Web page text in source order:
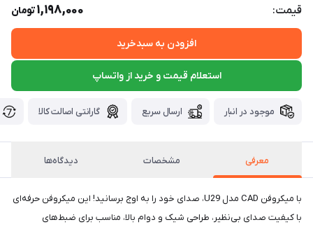
قیمت: 1,198,000تومان
افزودن به سبدخرید
استعلام قیمت و خرید از واتساپ
موجود در انبار ارسال سریع گارانتی اصالت کالا
معرفی مشخصات دیدگاه‌ها
با میکروفن CAD مدل U29، صدای خود را به اوج برسانید! این میکروفن حرفه‌ای
با کیفیت صدای بی‌نظیر، طراحی شیک و دوام بالا، مناسب برای ضبط‌های